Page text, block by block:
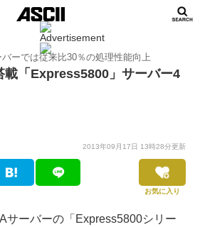
ーでは従来比30％の処理性能向上
載「Express5800」サーバー4
2013年09月17日 13時28分更新
お気に入り
ーバーの「Express5800シリー